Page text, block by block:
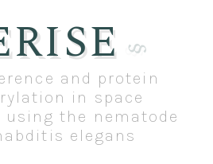
and protein
in space
the nematode
elegans